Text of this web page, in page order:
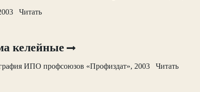
Читать
келейные
ИПО профсоюзов «Профиздат», 2003 Читать